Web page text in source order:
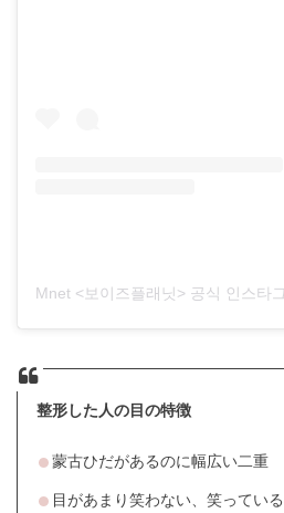
整形した人の目の特徴
蒙古ひだがあるのに幅広い二重
目があまり笑わない、笑ってい